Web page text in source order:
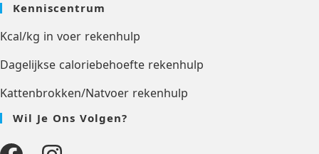
Kenniscentrum
Kcal/kg in voer rekenhulp
Dagelijkse caloriebehoefte rekenhulp
Kattenbrokken/Natvoer rekenhulp
Wil Je Ons Volgen?